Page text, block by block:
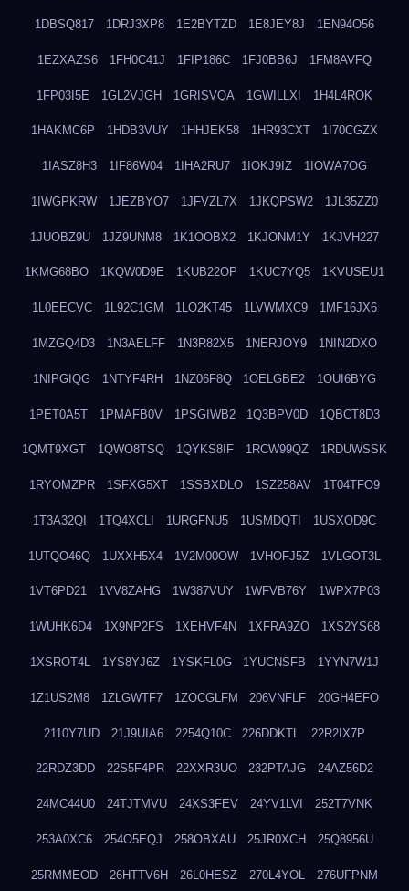
1DBSQ817 1DRJ3XP8 1E2BYTZD 1E8JEY8J 1EN94O56
1EZXAZS6 1FH0C41J 1FIP186C 1FJ0BB6J 1FM8AVFQ
1FP03I5E 1GL2VJGH 1GRISVQA 1GWILLXI 1H4L4ROK
1HAKMC6P 1HDB3VUY 1HHJEK58 1HR93CXT 1I70CGZX
1IASZ8H3 1IF86W04 1IHA2RU7 1IOKJ9IZ 1IOWA7OG
1IWGPKRW 1JEZBYO7 1JFVZL7X 1JKQPSW2 1JL35ZZ0
1JUOBZ9U 1JZ9UNM8 1K1OOBX2 1KJONM1Y 1KJVH227
1KMG68BO 1KQW0D9E 1KUB22OP 1KUC7YQ5 1KVUSEU1
1L0EECVC 1L92C1GM 1LO2KT45 1LVWMXC9 1MF16JX6
1MZGQ4D3 1N3AELFF 1N3R82X5 1NERJOY9 1NIN2DXO
1NIPGIQG 1NTYF4RH 1NZ06F8Q 1OELGBE2 1OUI6BYG
1PET0A5T 1PMAFB0V 1PSGIWB2 1Q3BPV0D 1QBCT8D3
1QMT9XGT 1QWO8TSQ 1QYKS8IF 1RCW99QZ 1RDUWSSK
1RYOMZPR 1SFXG5XT 1SSBXDLO 1SZ258AV 1T04TFO9
1T3A32QI 1TQ4XCLI 1URGFNU5 1USMDQTI 1USXOD9C
1UTQO46Q 1UXXH5X4 1V2M00OW 1VHOFJ5Z 1VLGOT3L
1VT6PD21 1VV8ZAHG 1W387VUY 1WFVB76Y 1WPX7P03
1WUHK6D4 1X9NP2FS 1XEHVF4N 1XFRA9ZO 1XS2YS68
1XSROT4L 1YS8YJ6Z 1YSKFL0G 1YUCNSFB 1YYN7W1J
1Z1US2M8 1ZLGWTF7 1ZOCGLFM 206VNFLF 20GH4EFO
2110Y7UD 21J9UIA6 2254Q10C 226DDKTL 22R2IX7P
22RDZ3DD 22S5F4PR 22XXR3UO 232PTAJG 24AZ56D2
24MC44U0 24TJTMVU 24XS3FEV 24YV1LVI 252T7VNK
253A0XC6 254O5EQJ 258OBXAU 25JR0XCH 25Q8956U
25RMMEOD 26HTTV6H 26L0HESZ 270L4YOL 276UFPNM